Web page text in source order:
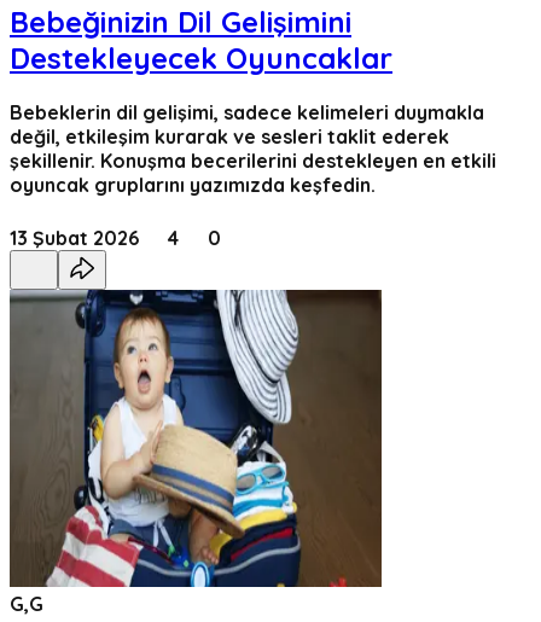
Bebeğinizin Dil Gelişimini
Destekleyecek Oyuncaklar
Bebeklerin dil gelişimi, sadece kelimeleri duymakla
değil, etkileşim kurarak ve sesleri taklit ederek
şekillenir. Konuşma becerilerini destekleyen en etkili
oyuncak gruplarını yazımızda keşfedin.
13 Şubat 2026 4 0
G,G